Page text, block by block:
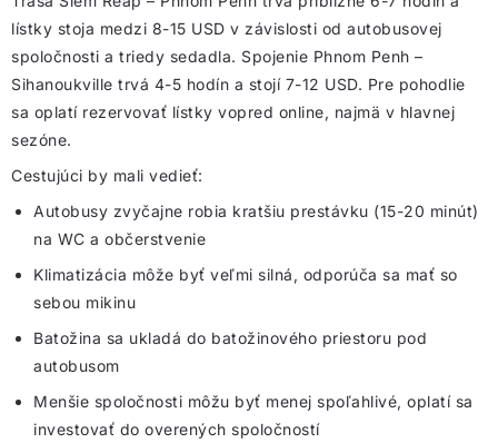
lístky stoja medzi 8-15 USD v závislosti od autobusovej
spoločnosti a triedy sedadla. Spojenie Phnom Penh –
Sihanoukville trvá 4-5 hodín a stojí 7-12 USD. Pre pohodlie
sa oplatí rezervovať lístky vopred online, najmä v hlavnej
sezóne.
Cestujúci by mali vedieť:
Autobusy zvyčajne robia kratšiu prestávku (15-20 minút)
na WC a občerstvenie
Klimatizácia môže byť veľmi silná, odporúča sa mať so
sebou mikinu
Batožina sa ukladá do batožinového priestoru pod
autobusom
Menšie spoločnosti môžu byť menej spoľahlivé, oplatí sa
investovať do overených spoločností